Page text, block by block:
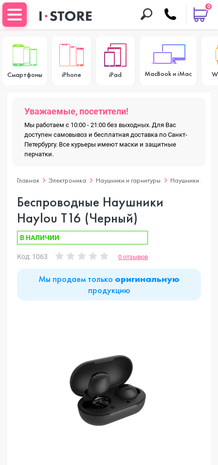
0
Смартфоны iPhone iPad MacBook и iMac
Уважаемые, посетители!
Мы работаем с 10:00 - 21:00 без выходных. Для Вас
доступен самовывоз и бесплатная доставка по Санкт-
Петербургу. Все курьеры имеют маски и защитные
перчатки.
Главная Электроника Наушники и гарнитуры Наушники
Беспроводные Наушники
Haylou T16 (Черный)
В НАЛИЧИИ
Код: 1063 0 отзывов
Мы продаем только оригинальную
продукцию